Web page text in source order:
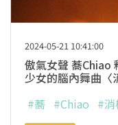
2024-05-21 10:41:00
傲氣女聲 蕎Chiao
少女的腦內舞曲〈
#蕎 #Chiao #